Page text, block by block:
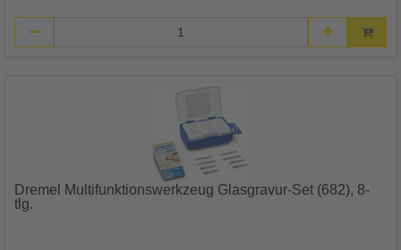
Dremel Multifunktionswerkzeug Glasgravur-Set (682), 8-
tlg.